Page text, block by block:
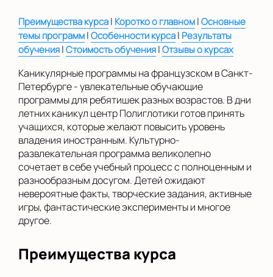
Преимущества курса| Коротко о главном|Основные
темы программ|Особенности курса| Результаты
обучения|Стоимость обучения|Отзывы о курсах
Каникулярные программы на французском в Санкт-
Петербурге - увлекательные обучающие
программы для ребятишек разных возрастов. В дни
летних каникул центр Полиглотики готов принять
учащихся, которые желают повысить уровень
владения иностранным. Культурно-
развлекательная программа великолепно
сочетает в себе учебный процесс с полноценным и
разнообразным досугом. Детей ожидают
невероятные факты, творческие задания, активные
игры, фантастические эксперименты и многое
другое.
Преимущества курса